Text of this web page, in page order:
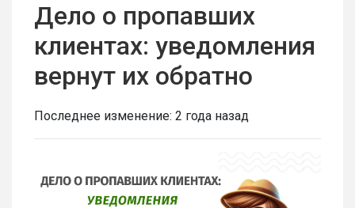
Дело о пропавших
клиентах: уведомления
вернут их обратно
Последнее изменение: 2 года назад